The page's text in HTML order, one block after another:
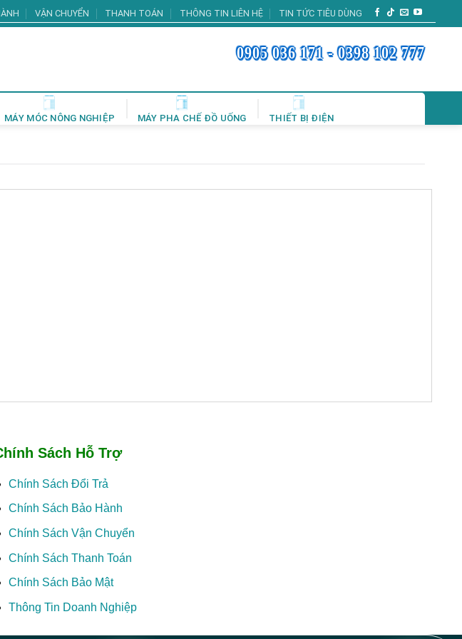
VẬN CHUYỂN THANH TOÁN THÔNG TIN LIÊN HỆ TIN TỨC TIÊU DÙNG
0905 036 171 - 0398 102 777
MÁY MÓC NÔNG NGHIỆP MÁY PHA CHẾ ĐỒ UỐNG THIẾT BỊ ĐIỆN
Sách Hỗ Trợ
Chính Sách Đổi Trả
Chính Sách Bảo Hành
Chính Sách Vận Chuyển
Chính Sách Thanh Toán
Chính Sách Bảo Mật
Thông Tin Doanh Nghiệp